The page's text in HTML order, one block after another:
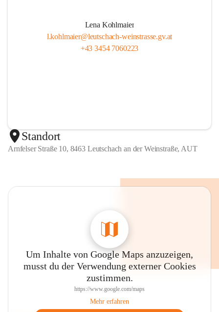
Lena Kohlmaier
l.kohlmaier@leutschach-weinstrasse.gv.at
+43 3454 7060223
Standort
Arnfelser Straße 10, 8463 Leutschach an der Weinstraße, AUT
Um Inhalte von Google Maps anzuzeigen,
musst du der Verwendung externer Cookies
zustimmen.
https://www.google.com/maps
Mehr erfahren